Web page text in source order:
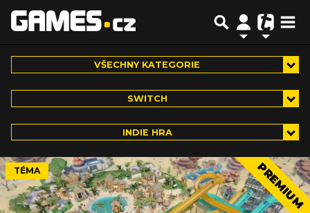
VŠECHNY KATEGORIE
SWITCH
INDIE HRA
TÉMA PREMIUM